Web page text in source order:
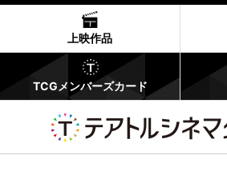
上映作品
TCGメンバーズカード